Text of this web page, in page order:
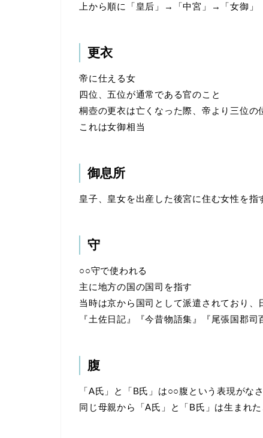
上から順に「皇后」→「中宮」→「女御」
更衣
帝に仕える女
四位、五位が通常である官のこと
桐壺の更衣は亡くなった際、帝より三位の
これは女御相当
御息所
皇子、皇女を出産した後宮に住む女性を指
守
○○守で使われる
主に地方の国の国司を指す
当時は京から国司として派遣されており、
『土佐日記』『今昔物語集』『尾張国郡
腹
「A氏」と「B氏」は○○腹という表現がな
同じ母親から「A氏」と「B氏」は生まれた